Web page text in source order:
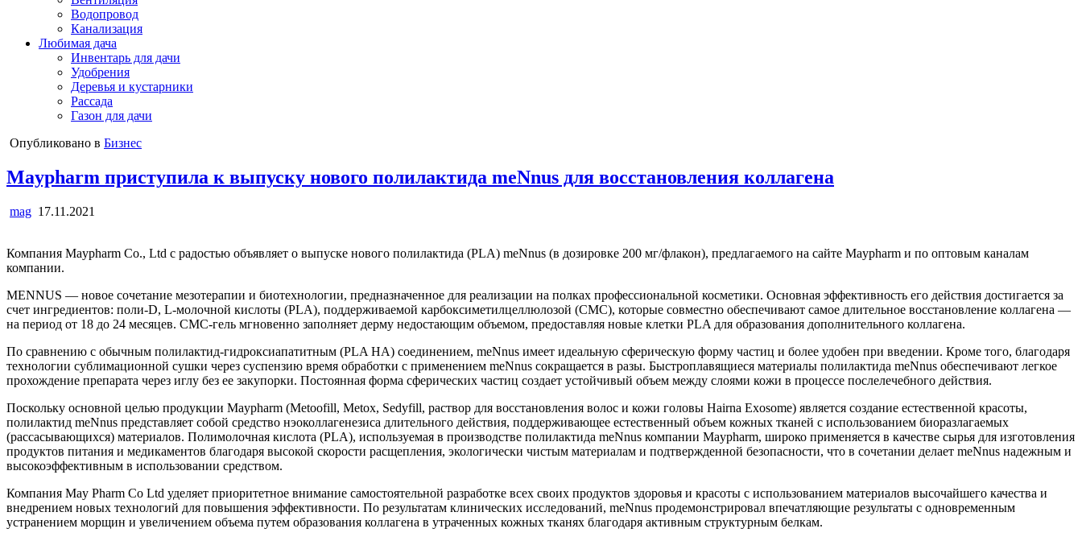
Водопровод
Канализация
Любимая дача
Инвентарь для дачи
Удобрения
Деревья и кустарники
Рассада
Газон для дачи
Опубликовано в Бизнес
Maypharm приступила к выпуску нового полилактида meNnus для восстановления коллагена
mag 17.11.2021
Компания Maypharm Co., Ltd с радостью объявляет о выпуске нового полилактида (PLA) meNnus (в дозировке 200 мг/флакон), предлагаемого на сайте Maypharm и по оптовым каналам
компании.
MENNUS — новое сочетание мезотерапии и биотехнологии, предназначенное для реализации на полках профессиональной косметики. Основная эффективность его действия достигается за
счет ингредиентов: поли-D, L-молочной кислоты (PLA), поддерживаемой карбоксиметилцеллюлозой (CMC), которые совместно обеспечивают самое длительное восстановление коллагена —
на период от 18 до 24 месяцев. CMC-гель мгновенно заполняет дерму недостающим объемом, предоставляя новые клетки PLA для образования дополнительного коллагена.
По сравнению с обычным полилактид-гидроксиапатитным (PLA HA) соединением, meNnus имеет идеальную сферическую форму частиц и более удобен при введении. Кроме того, благодаря
технологии сублимационной сушки через суспензию время обработки с применением meNnus сокращается в разы. Быстроплавящиеся материалы полилактида meNnus обеспечивают легкое
прохождение препарата через иглу без ее закупорки. Постоянная форма сферических частиц создает устойчивый объем между слоями кожи в процессе послелечебного действия.
Поскольку основной целью продукции Maypharm (Metoofill, Metox, Sedyfill, раствор для восстановления волос и кожи головы Hairna Exosome) является создание естественной красоты,
полилактид meNnus представляет собой средство нэоколлагенезиса длительного действия, поддерживающее естественный объем кожных тканей с использованием биоразлагаемых
(рассасывающихся) материалов. Полимолочная кислота (PLA), используемая в производстве полилактида meNnus компании Maypharm, широко применяется в качестве сырья для изготовления
продуктов питания и медикаментов благодаря высокой скорости расщепления, экологически чистым материалам и подтвержденной безопасности, что в сочетании делает meNnus надежным и
высокоэффективным в использовании средством.
Компания May Pharm Co Ltd уделяет приоритетное внимание самостоятельной разработке всех своих продуктов здоровья и красоты с использованием материалов высочайшего качества и
внедрением новых технологий для повышения эффективности. По результатам клинических исследований, meNnus продемонстрировал впечатляющие результаты с одновременным
устранением морщин и увеличением объема путем образования коллагена в утраченных кожных тканях благодаря активным структурным белкам.